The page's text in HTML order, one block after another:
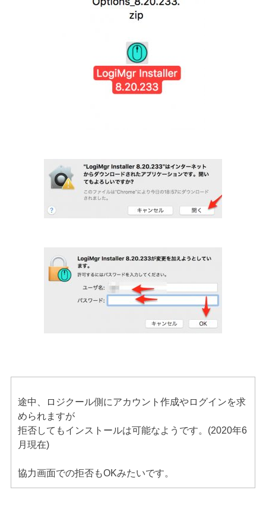
途中、ロジクール側にアカウント作成やログインを求
められますが
拒否してもインストールは可能なようです。(2020年6
月現在)
協力画面での拒否もOKみたいです。